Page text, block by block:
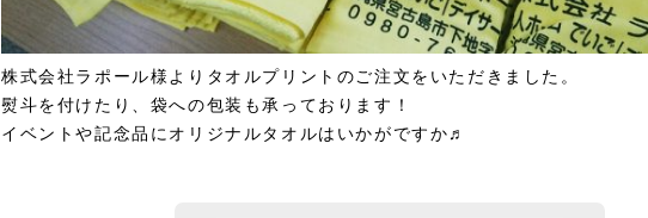
株式会社ラポール様よりタオルプリントのご注文をいただきました。
熨斗を付けたり、袋への包装も承っております！
イベントや記念品にオリジナルタオルはいかがですか♬